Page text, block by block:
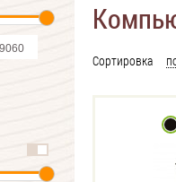
Сортировка